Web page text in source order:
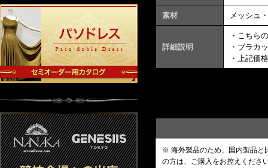
素材 メッシュ
詳細説明
・こちら
・ブラカ
・上記価
※ 海外製品のため、国内製品と
の方は、ご購入をお控えくださ